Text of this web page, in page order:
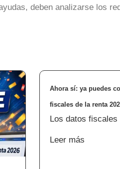
deben analizarse los
Ahora sí: ya puedes
fiscales de la renta
Los datos fiscales
Leer más